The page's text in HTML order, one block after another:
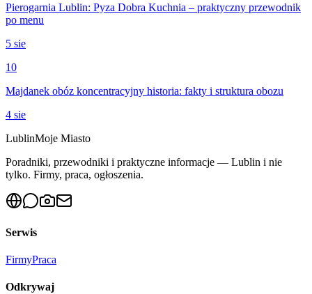
Pierogarnia Lublin: Pyza Dobra Kuchnia – praktyczny przewodnik
po menu
5 sie
10
Majdanek obóz koncentracyjny historia: fakty i struktura obozu
4 sie
LublinMoje Miasto
Poradniki, przewodniki i praktyczne informacje — Lublin i nie
tylko. Firmy, praca, ogłoszenia.
Serwis
FirmyPraca
Odkrywaj